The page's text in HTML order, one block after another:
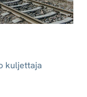
kuljettaja